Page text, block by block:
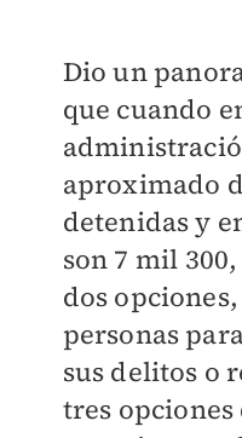
Dio un
que cuando
aproximado
detenidas y
son 7 mil
dos
personas
sus delitos o
tres